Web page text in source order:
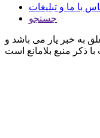
با ما و تبلیغات
جستجو
به خبر یار می باشد و